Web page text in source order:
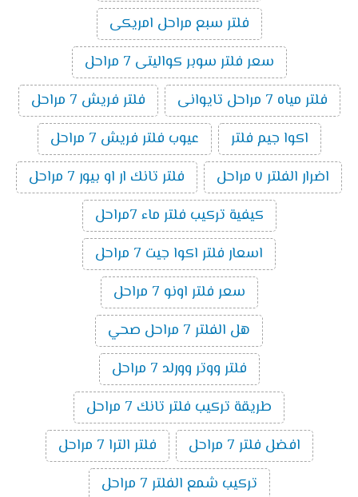
فلتر سبع مراحل امريكى
سعر فلتر سوبر كواليتى 7 مراحل
فلتر مياه 7 مراحل تايوانى
فلتر فريش 7 مراحل
اكوا جيم فلتر
عيوب فلتر فريش 7 مراحل
اضرار الفلتر ٧ مراحل
فلتر تانك ار او بيور 7 مراحل
كيفية تركيب فلتر ماء 7مراحل
اسعار فلتر اكوا جيت 7 مراحل
سعر فلتر اونو 7 مراحل
هل الفلتر 7 مراحل صحي
فلتر ووتر وورلد 7 مراحل
طريقة تركيب فلتر تانك 7 مراحل
افضل فلتر 7 مراحل
فلتر الترا 7 مراحل
تركيب شمع الفلتر 7 مراحل